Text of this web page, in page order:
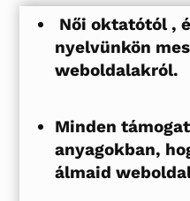
Női oktatótól ,
nyelvünkön
weboldalakról.
Minden
anyagokban,
álmaid